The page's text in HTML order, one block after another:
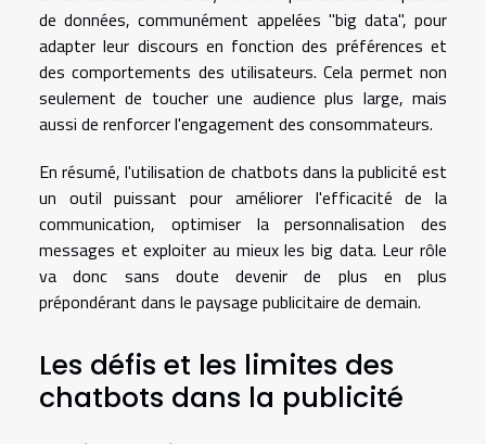
de données, communément appelées "big data", pour
adapter leur discours en fonction des préférences et
des comportements des utilisateurs. Cela permet non
seulement de toucher une audience plus large, mais
aussi de renforcer l'engagement des consommateurs.
En résumé, l'utilisation de chatbots dans la publicité est
un outil puissant pour améliorer l'efficacité de la
communication, optimiser la personnalisation des
messages et exploiter au mieux les big data. Leur rôle
va donc sans doute devenir de plus en plus
prépondérant dans le paysage publicitaire de demain.
Les défis et les limites des
chatbots dans la publicité